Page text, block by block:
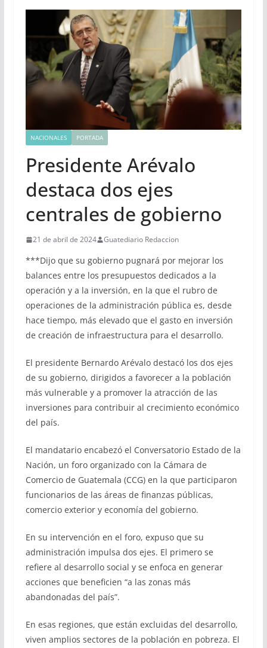
NACIONALES PORTADA
Presidente Arévalo
destaca dos ejes
centrales de gobierno
21 de abril de 2024 Guatediario Redaccion
***Dijo que su gobierno pugnará por mejorar los
balances entre los presupuestos dedicados a la
operación y a la inversión, en la que el rubro de
operaciones de la administración pública es, desde
hace tiempo, más elevado que el gasto en inversión
de creación de infraestructura para el desarrollo.
El presidente Bernardo Arévalo destacó los dos ejes
de su gobierno, dirigidos a favorecer a la población
más vulnerable y a promover la atracción de las
inversiones para contribuir al crecimiento económico
del país.
El mandatario encabezó el Conversatorio Estado de la
Nación, un foro organizado con la Cámara de
Comercio de Guatemala (CCG) en la que participaron
funcionarios de las áreas de finanzas públicas,
comercio exterior y economía del gobierno.
En su intervención en el foro, expuso que su
administración impulsa dos ejes. El primero se
refiere al desarrollo social y se enfoca en generar
acciones que beneficien “a las zonas más
abandonadas del país”.
En esas regiones, que están excluidas del desarrollo,
viven amplios sectores de la población en pobreza. El